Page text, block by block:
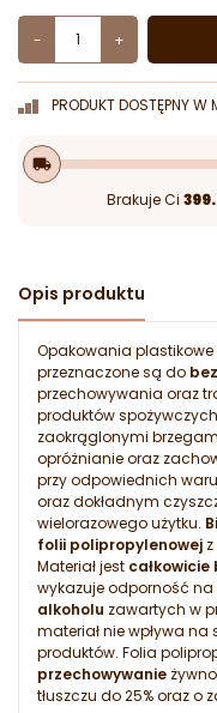
- +
PRODUKT DOSTĘPNY W
local_shipping
Brakuje Ci
Opis produktu
Opakowania
przeznaczone są do
przechowywania oraz
produktów
zaokrąglonymi
opróżnianie oraz
przy odpowiednich
oraz dokładnym
wielorazowego użytku.
folii polipropylenowej
Materiał jest
wykazuje odporność na
alkoholu zawartych w
materiał nie wpływa
produktów. Folia
przechowywanie
tłuszczu do 25% oraz o